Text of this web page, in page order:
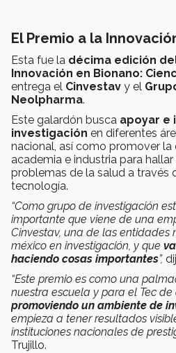
El Premio a la
Esta fue la décima edición
Innovación en Bionano:
entrega el Cinvestav y el
Neolpharma.
Este galardón busca apoyar e
investigación en diferentes
nacional, así como promover
academia e industria para
problemas de la salud a través
tecnología.
“Como grupo de investigación
importante que viene de una
Cinvestav, una de las entidades
méxico en investigación, y que
haciendo cosas importantes”,
“Este premio es como una
nuestra escuela y para el Tec
promoviendo un ambiente de
empieza a tener resultados
instituciones nacionales de
Trujillo.